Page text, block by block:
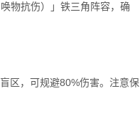
物抗伤）」铁三角阵容，确
区，可规避80%伤害。注意保